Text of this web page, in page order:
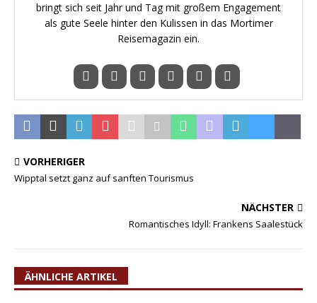
bringt sich seit Jahr und Tag mit großem Engagement
als gute Seele hinter den Kulissen in das Mortimer
Reisemagazin ein.
VORHERIGER
Wipptal setzt ganz auf sanften Tourismus
NÄCHSTER
Romantisches Idyll: Frankens Saalestück
ÄHNLICHE ARTIKEL